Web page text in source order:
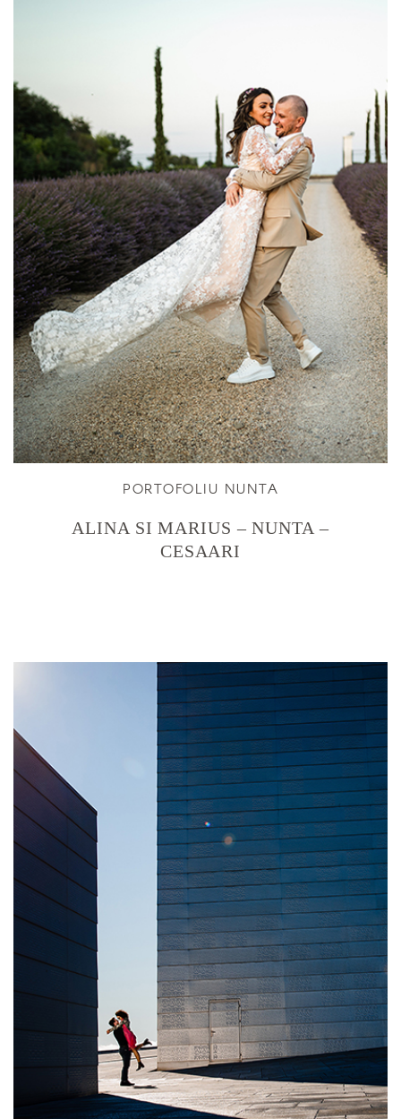
PORTOFOLIU NUNTA
ALINA SI MARIUS – NUNTA –
CESAARI